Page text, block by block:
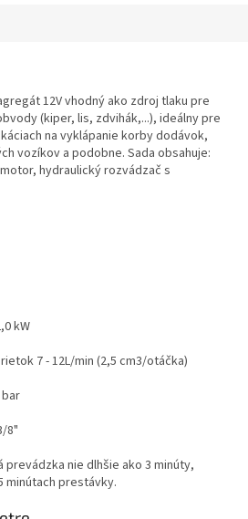
12V vhodný ako zdroj tlaku pre
(kiper, lis, zdvihák,...), ideálny pre
na vyklápanie korby dodávok,
vozíkov a podobne. Sada obsahuje:
hydraulický rozvádzač s
kW
7 - 12L/min (2,5 cm3/otáčka)
8"
nie dlhšie ako 3 minúty,
prestávky.